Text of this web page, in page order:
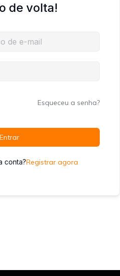
de volta!
Esqueceu a senha?
Entrar
conta?Registrar agora